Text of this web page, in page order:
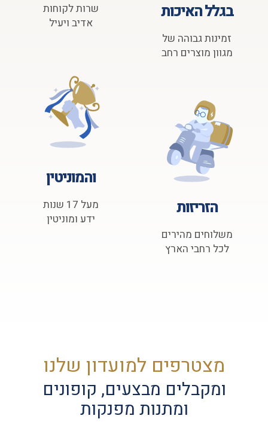
בגלל האיכות
זמינות גבוהה של
מגוון מוצרים רחב
שרות לקוחות
אדיב ויעיל
הזריזות
משלוחים מהירים
לכל רחבי הארץ
והמוניטין
מעל 17 שנות
ידע ומוניטין
מצטרפים למועדון שלנו
ומקבלים מבצעים, קופונים
ומתנות מפנקות